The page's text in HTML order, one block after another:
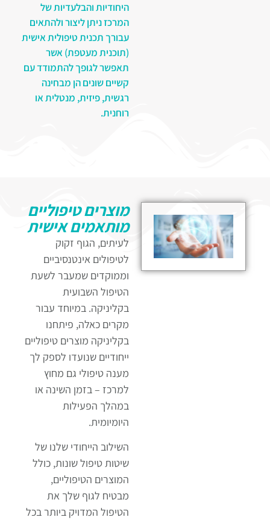
תוכנית טיפולית
מתקדמת:לרדת
במשקל מבלי לספור
קלוריות:התוכנית שלנו,
המציעה 14 שבועות של
טיפולים, היא תוכנית
מודולרית המורכבת
התוכנית מתמקדת
בשיטות טיפול חדשניות
שמסייעות לא רק לירידה
במשקל אלא גם לשיפור
איכות החיים שלך. כל
שלב בתוכנית עוסק
בהיבטים שונים של
הבריאות, כולל גישות
רגשיות ואנרגטיות,
שמטרתן לשנות את
מציאות חייך ולסייע לך
להשיג איזון פנימי ובריאות
כללית. התוכנית
מודולרית, ולכן מותאמת
אישית לצרכים שלך,
ומיועדת ולעזור לך למצוא
את הדרך המיטבית
להשגת המטרות שלך.
היחודיות והבלעדיות של
המרכז ניתן ליצור ולהתאים
עבורך תכנית טיפולית אישית
(תוכנית מעטפת) אשר
תאפשר לגופך להתמודד עם
קשיים שונים הן מבחינה
רגשית, פיזית, מנטלית או
רוחנית.
מוצרים טיפוליים
מותאמים אישית
לעיתים, הגוף זקוק
לטיפולים אינטנסיביים
וממוקדים שמעבר לשעת
הטיפול השבועית
בקליניקה. במיוחד עבור
מקרים כאלה, פיתחנו
בקליניקה מוצרים טיפוליים
ייחודיים שנועדו לספק לך
מענה טיפולי גם מחוץ
למרכז – בזמן השינה או
במהלך הפעילות
היומיומית.
השילוב הייחודי שלנו של
שיטות טיפול שונות, כולל
המוצרים הטיפוליים,
מבטיח לגוף שלך את
הטיפול המדויק ביותר בכל